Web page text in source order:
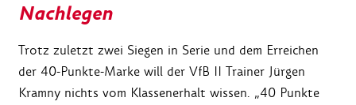
Nachlegen
Trotz zuletzt zwei Siegen in Serie und dem Erreichen
der 40-Punkte-Marke will der VfB II Trainer Jürgen
Kramny nichts vom Klassenerhalt wissen. „40 Punkte